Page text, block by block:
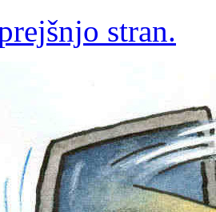
stran.